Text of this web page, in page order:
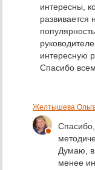
интересны,
развивается
интересную
Спасибо
Желтышева
Думаю,
менее